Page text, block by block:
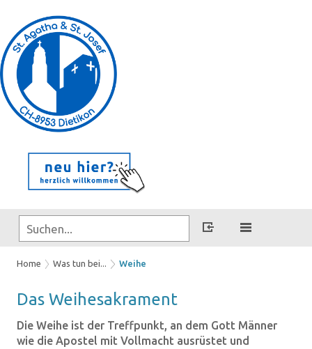
Home Was tun bei... Weihe
Das Wei­hesa­kra­ment
Die Weihe ist der Treffpunkt, an dem Gott Männer
wie die Apostel mit Vollmacht ausrüstet und